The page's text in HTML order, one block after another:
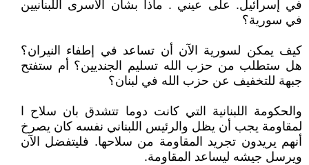
في إسرائيل. على عيني . ماذا بشان الأسرى اللبنانيين
في سورية؟
كيف يمكن لسورية الآن أن تساعد في إطفاء النيران؟
هل ستطلب من حزب الله تسليم الجنديين؟ أم ستفتح
جبهة للتخفيف عن حزب الله في لبنان؟
والحكومة اللبنانية التي كانت دوما تتشدق بان سلاح ا
لمقاومة يجب أن يظل والرئيس اللبناني نفسه كان يصرخ
أنهم يريدون تجريد المقاومة من سلاحها. فليتفضل الآن
ويرسل جيشه ليساعد المقاومة.